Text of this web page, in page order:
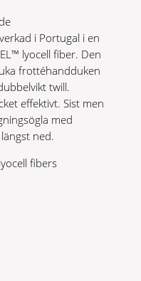
i Portugal i en
lyocell fiber. Den
frottéhandduken
twill.
effektivt. Sist men
med
ned.
fibers